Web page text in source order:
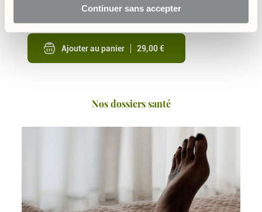
modifier votre choix et retirer votre consentement.
Continuer sans accepter
Un complexe circulation à base de 7
plantes dont l'Hamamélis, l’Hibiscus
l’Aubépine et de la Vigne rouge
Ajouter au panier 29,00 €
Nos dossiers santé